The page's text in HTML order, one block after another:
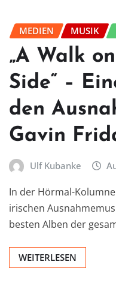
MEDIEN MUSIK
„A Walk
Side“ –
den
Gavin
Ulf Kubanke
In der Hörmal-
irischen
besten Alben der
WEITERLESEN